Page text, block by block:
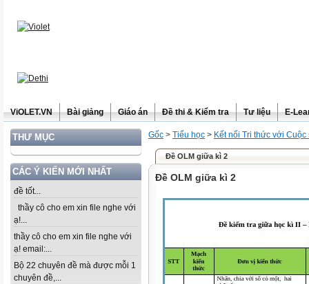
ViOLET.VN Bài giảng Giáo án Đề thi & Kiểm tra Tư liệu E-
THƯ MỤC
CÁC Ý KIẾN MỚI NHẤT
đề tốt...
thầy cô cho em xin file nghe với
ạ!...
thầy cô cho em xin file nghe với
ạ! email:...
Bộ 22 chuyên đề mà được mỗi 1
chuyên đề,...
Gốc > Tiểu học > Kết nối Tri thức với Cuộc
Đề OLM giữa kì 2
Đề OLM giữa kì 2